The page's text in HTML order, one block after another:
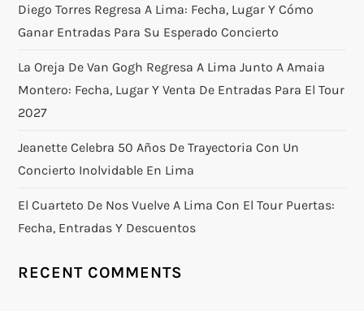
Diego Torres Regresa A Lima: Fecha, Lugar Y Cómo
Ganar Entradas Para Su Esperado Concierto
La Oreja De Van Gogh Regresa A Lima Junto A Amaia
Montero: Fecha, Lugar Y Venta De Entradas Para El Tour
2027
Jeanette Celebra 50 Años De Trayectoria Con Un
Concierto Inolvidable En Lima
El Cuarteto De Nos Vuelve A Lima Con El Tour Puertas:
Fecha, Entradas Y Descuentos
RECENT COMMENTS